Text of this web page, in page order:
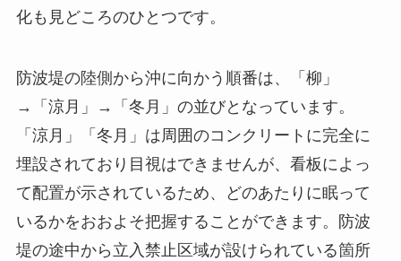
化も見どころのひとつです。
防波堤の陸側から沖に向かう順番は、「柳」
→「涼月」→「冬月」の並びとなっています。
「涼月」「冬月」は周囲のコンクリートに完全に
埋設されており目視はできませんが、看板によっ
て配置が示されているため、どのあたりに眠って
いるかをおおよそ把握することができます。防波
堤の途中から立入禁止区域が設けられている箇所